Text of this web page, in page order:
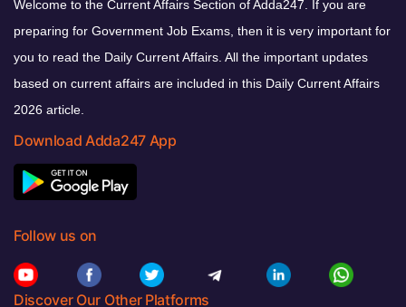
Welcome to the Current Affairs Section of Adda247. If you are
preparing for Government Job Exams, then it is very important for
you to read the Daily Current Affairs. All the important updates
based on current affairs are included in this Daily Current Affairs
2026 article.
Download Adda247 App
Follow us on
Discover Our Other Platforms